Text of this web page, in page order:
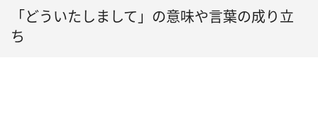
「どういたしまして」の意味や言葉の成り立
ち